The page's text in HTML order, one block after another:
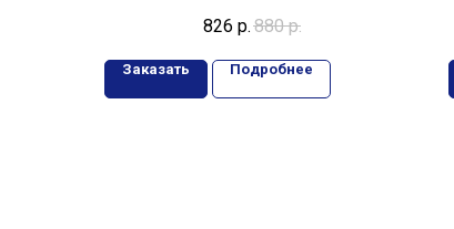
826 р.880 р.
Заказать Подробнее